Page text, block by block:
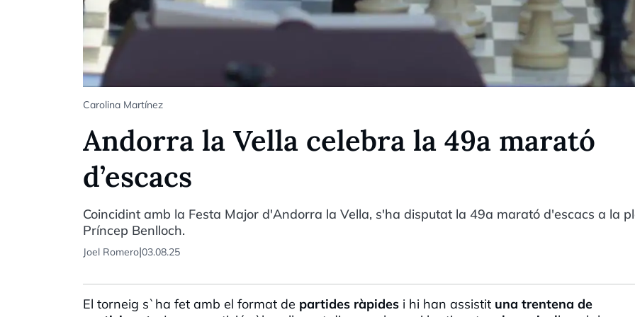
Carolina Martínez
Andorra la Vella celebra la 49a marató
d’escacs
Coincidint amb la Festa Major d'Andorra la Vella, s'ha disputat la 49a marató d'escacs a la
Príncep Benlloch.
Joel Romero|03.08.25
El torneig s`ha fet amb el format de partides ràpides i hi han assistit una trentena de